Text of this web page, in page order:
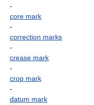
-
core mark
-
correction marks
-
crease mark
-
crop mark
-
datum mark